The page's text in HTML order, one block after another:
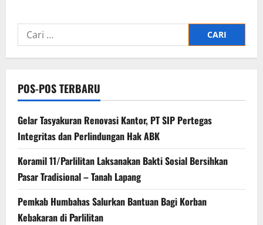
Cari
untuk:
POS-POS TERBARU
Gelar Tasyakuran Renovasi Kantor, PT SIP Pertegas
Integritas dan Perlindungan Hak ABK
Koramil 11/Parlilitan Laksanakan Bakti Sosial Bersihkan
Pasar Tradisional – Tanah Lapang
Pemkab Humbahas Salurkan Bantuan Bagi Korban
Kebakaran di Parlilitan